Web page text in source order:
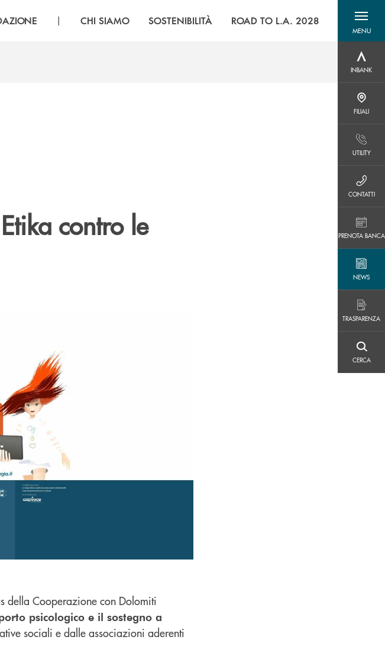
| CHI SIAMO SOSTENIBILITÀ ROAD TO L.A. 2028
MENU
menu
INBANK
FILIALI
UTILITY
CONTATTI
PRENOTA BANCA
NEWS
TRASPARENZA
CERCA
contro le
della Cooperazione con Dolomiti
psicologico e il sostegno a
sociali e dalle associazioni aderenti